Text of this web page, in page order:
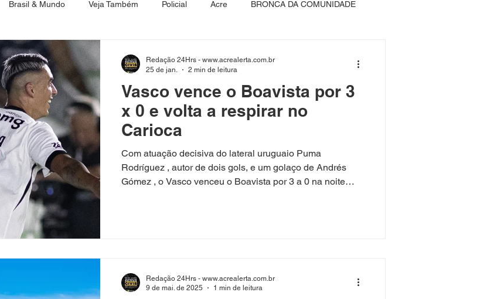
Brasil & Mundo Veja Também Policial Acre BRONCA DA COMUNIDADE
Tecnologia Economia
Vasco vence o Boavista por 3
x 0 e volta a respirar no
Carioca
Com atuação decisiva do lateral uruguaio Puma
Rodríguez , autor de dois gols, e um golaço de Andrés
Gómez , o Vasco venceu o Boavista por 3 a 0 na noite
que
Redação 24Hrs - www.acrealerta.com.br
25 de jan.
2 min de leitura
Redação 24Hrs - www.acrealerta.com.br
9 de mai. de 2025
1 min de leitura